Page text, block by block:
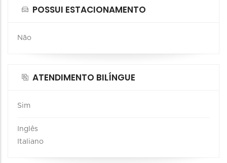
POSSUI ESTACIONAMENTO
Não
ATENDIMENTO BILÍNGUE
Sim
Inglês
Italiano